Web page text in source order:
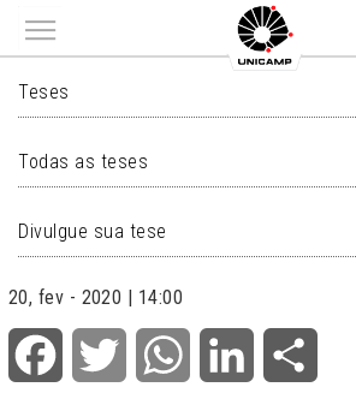
Main menu
TESES
Teses
Todas as teses
Divulgue sua tese
20, fev - 2020 | 14:00
Facebook Twitter WhatsApp LinkedIn